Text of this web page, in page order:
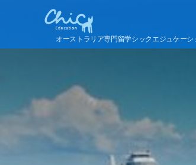
オーストラリア専門留学シックエジュケーシ